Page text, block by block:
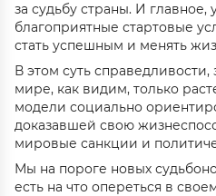
за судьбу страны. И главное,
благоприятные стартовые
стать успешным и менять
В этом суть справедливости,
мире, как видим, только
модели социально
доказавшей свою
мировые санкции и
Мы на пороге новых
есть на что опереться в